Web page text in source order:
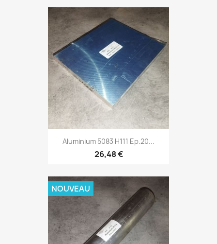
Aluminium 5083 H111 Ep.20...
26,48 €
NOUVEAU